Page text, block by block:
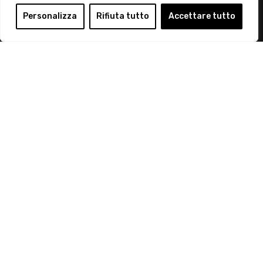
Personalizza Rifiuta tutto Accettare tutto
Login
Diventa Socio